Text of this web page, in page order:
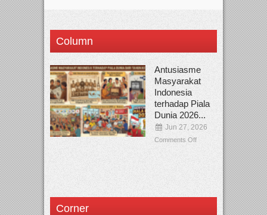
Column
Antusiasme
Masyarakat
Indonesia
terhadap Piala
Dunia 2026...
Jun 27, 2026
Comments Off
Corner